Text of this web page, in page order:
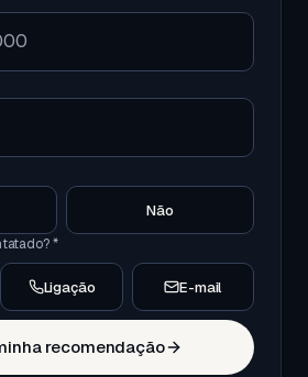
Não
*
Ligação E-mail
recomendação